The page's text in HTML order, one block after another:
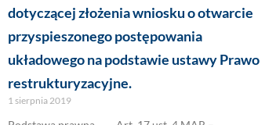
dotyczącej złożenia wniosku o otwarcie
przyspieszonego postępowania
układowego na podstawie ustawy Prawo
restrukturyzacyjne.
1 sierpnia 2019